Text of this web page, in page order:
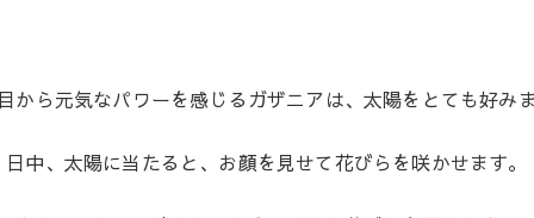
から元気なパワーを感じるガザニアは、太陽をとても好み
日中、太陽に当たると、お顔を見せて花びらを咲かせます。